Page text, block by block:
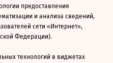
предоставления
и анализа сведений,
сети «Интернет»,
Федерации).
технологий в виджетах